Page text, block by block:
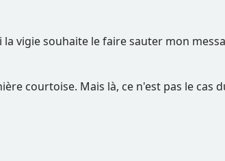
vigie souhaite le faire sauter mon
courtoise. Mais là, ce n'est pas le cas